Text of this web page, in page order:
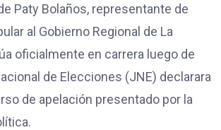
Paty Bolaños, representante de
al Gobierno Regional de La
oficialmente en carrera luego de
de Elecciones (JNE) declarara
de apelación presentado por la